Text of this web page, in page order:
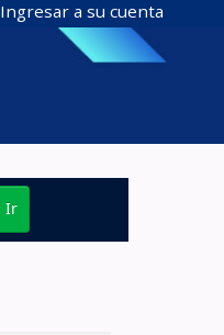
Ingresar a su cuenta
Ir